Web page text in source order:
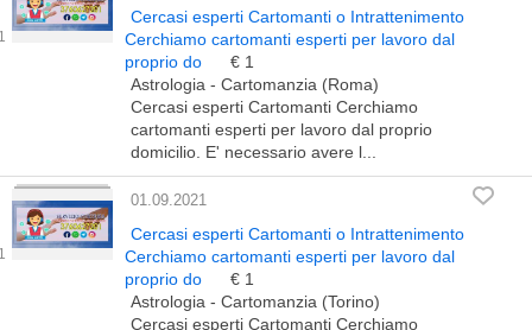
Cercasi esperti Cartomanti o Intrattenimento
Cerchiamo cartomanti esperti per lavoro dal
proprio do
€ 1
Astrologia - Cartomanzia (Roma)
Cercasi esperti Cartomanti Cerchiamo
cartomanti esperti per lavoro dal proprio
domicilio. E' necessario avere l...
01.09.2021
Cercasi esperti Cartomanti o Intrattenimento
Cerchiamo cartomanti esperti per lavoro dal
proprio do
€ 1
Astrologia - Cartomanzia (Torino)
Cercasi esperti Cartomanti Cerchiamo